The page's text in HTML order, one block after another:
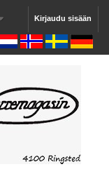
Kirjaudu sisään